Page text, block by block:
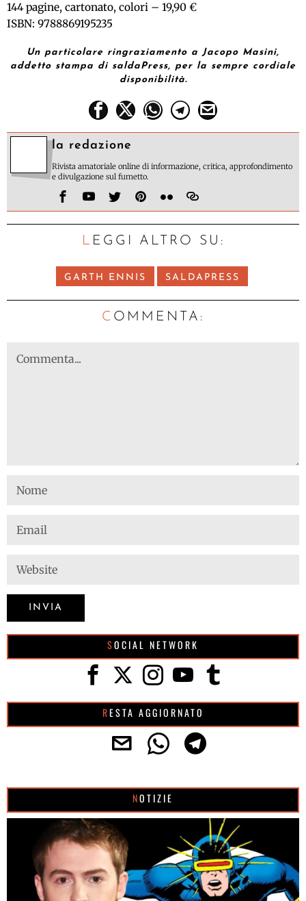
144 pagine, cartonato, colori – 19,90 €
ISBN: 9788869195235
Un particolare ringraziamento a Jacopo Masini,
addetto stampa di saldaPress, per la sempre cordiale
disponibilità.
la redazione
Rivista amatoriale online di informazione, critica, approfondimento
e divulgazione sul fumetto.
LEGGI ALTRO SU:
GARTH ENNIS SALDAPRESS
C OMMENTA:
SOCIAL NETWORK
RESTA AGGIORNATO
NOTIZIE